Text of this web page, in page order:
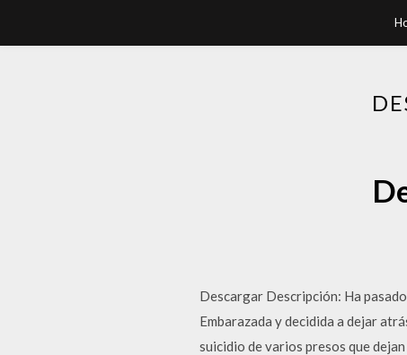
Descargar Descripción: Ha
Embarazada y decidida a dejar
suicidio de varios presos que